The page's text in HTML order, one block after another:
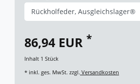
86,94 EUR *
Inhalt 1 Stück
* inkl. ges. MwSt. zzgl. Versandkosten